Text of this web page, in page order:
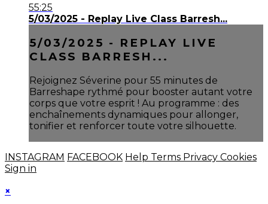
55:25
5/03/2025 - Replay Live Class Barresh...
5/03/2025 - REPLAY LIVE
CLASS BARRESH...
Rejoignez Séverine pour 55 minutes de
Barreshape rythmé pour booster autant votre
corps que votre esprit ! Au programme : des
enchaînements dynamiques pour allonger,
tonifier et renforcer toute votre silhouette.
INSTAGRAM FACEBOOK Help Terms Privacy Cookies
Sign in
×